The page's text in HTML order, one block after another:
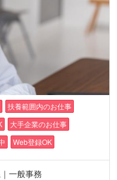
扶養範囲内のお仕事
大手企業のお仕事
Web登録OK
一般事務